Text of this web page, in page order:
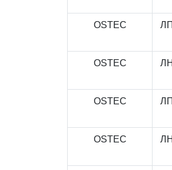
OSTEC
OSTEC
OSTEC
OSTEC